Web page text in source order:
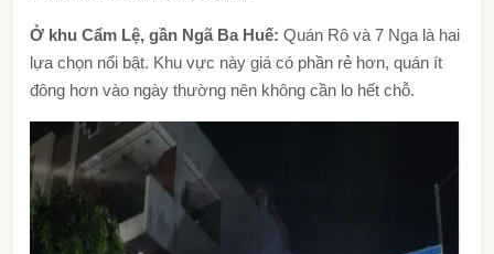
Ở khu Cẩm Lệ, gần Ngã Ba Huế: Quán Rô và 7 Nga là hai
lựa chọn nổi bật. Khu vực này giá có phần rẻ hơn, quán ít
đông hơn vào ngày thường nên không cần lo hết chỗ.